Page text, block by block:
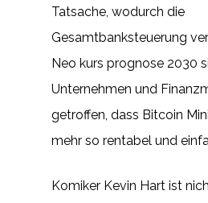
Tatsache, wodurch die
Gesamtbanksteuerung
Neo kurs prognose 2030
Unternehmen und
getroffen, dass Bitcoin
mehr so rentabel und
Komiker Kevin Hart ist